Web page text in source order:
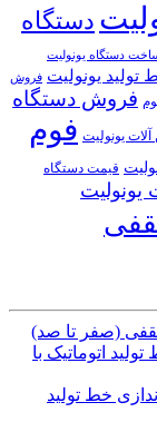
دستگاه
دستگاه یونولیت
یونولیت فروش
فروش دستگاه
یونولیت فوم
قیمت دستگاه
یونولیت